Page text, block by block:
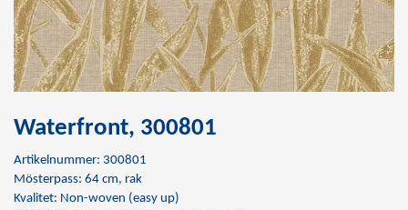
Waterfront, 300801
Artikelnummer: 300801
Mösterpass: 64 cm, rak
Kvalitet: Non-woven (easy up)